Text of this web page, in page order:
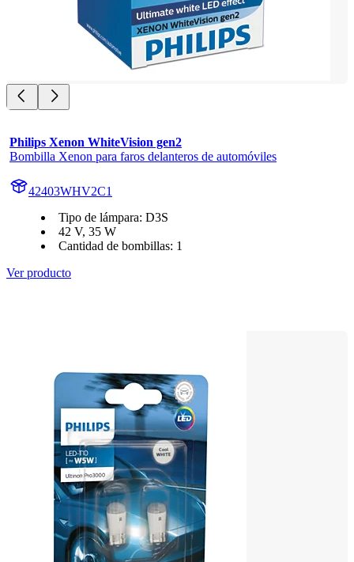
Philips Xenon WhiteVision gen2
Bombilla Xenon para faros delanteros de automóviles
42403WHV2C1
Tipo de lámpara: D3S
42 V, 35 W
Cantidad de bombillas: 1
Ver producto